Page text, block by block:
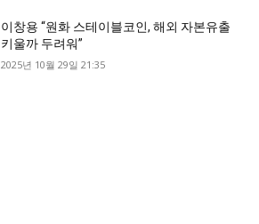
이창용 “원화 스테이블코인, 해외 자본유출
키울까 두려워”
2025년 10월 29일 21:35